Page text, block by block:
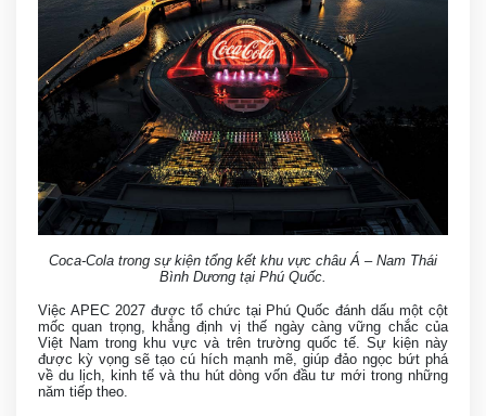
Coca-Cola trong sự kiện tổng kết khu vực châu Á – Nam Thái
Bình Dương tại Phú Quốc.
Việc APEC 2027 được tổ chức tại Phú Quốc đánh dấu một cột
mốc quan trọng, khẳng định vị thế ngày càng vững chắc của
Việt Nam trong khu vực và trên trường quốc tế. Sự kiện này
được kỳ vọng sẽ tạo cú hích mạnh mẽ, giúp đảo ngọc bứt phá
về du lịch, kinh tế và thu hút dòng vốn đầu tư mới trong những
năm tiếp theo.